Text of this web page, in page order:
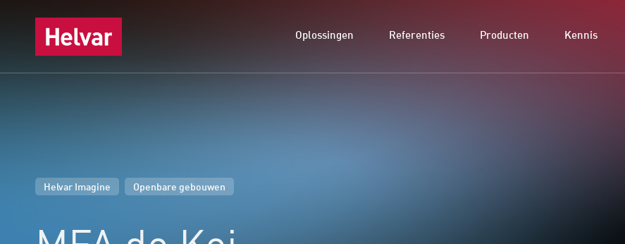
Oplossingen Referenties Producten Kennis
Helvar Imagine Openbare gebouwen